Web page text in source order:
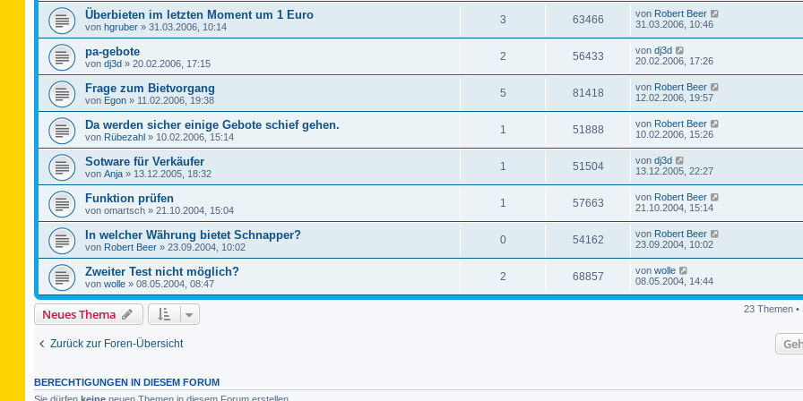
Überbieten im letzten Moment um 1 Euro
von hgruber » 31.03.2006, 10:14
3 63466 von Robert Beer
31.03.2006, 10:46
pa-gebote
von dj3d » 20.02.2006, 17:15
2 56433 von dj3d
20.02.2006, 17:26
Frage zum Bietvorgang
von Egon » 11.02.2006, 19:38
5 81418 von Robert Beer
12.02.2006, 19:57
Da werden sicher einige Gebote schief gehen.
von Rübezahl » 10.02.2006, 15:14
1 51888 von Robert Beer
10.02.2006, 15:26
Sotware für Verkäufer
von Anja » 13.12.2005, 18:32
1 51504 von dj3d
13.12.2005, 22:27
Funktion prüfen
von omartsch » 21.10.2004, 15:04
1 57663 von Robert Beer
21.10.2004, 15:14
In welcher Währung bietet Schnapper?
von Robert Beer » 23.09.2004, 10:02
0 54162 von Robert Beer
23.09.2004, 10:02
Zweiter Test nicht möglich?
von wolle » 08.05.2004, 08:47
2 68857 von wolle
08.05.2004, 14:44
Neues Thema 23 Themen •
Zurück zur Foren-Übersicht
BERECHTIGUNGEN IN DIESEM FORUM